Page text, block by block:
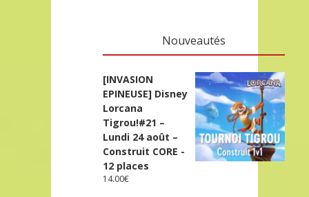
Nouveautés
[INVASION
EPINEUSE] Disney
Lorcana
Tigrou!#21 –
Lundi 24 août –
Construit CORE -
12 places
14.00€